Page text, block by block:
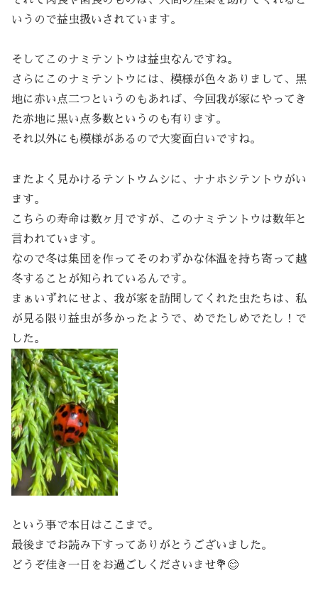
いうので益虫扱いされています。
そしてこのナミテントウは益虫なんですね。
さらにこのナミテントウには、模様が色々ありまして、黒
地に赤い点二つというのもあれば、今回我が家にやってき
た赤地に黒い点多数というのも有ります。
それ以外にも模様があるので大変面白いですね。
またよく見かけるテントウムシに、ナナホシテントウがい
ます。
こちらの寿命は数ヶ月ですが、このナミテントウは数年と
言われています。
なので冬は集団を作ってそのわずかな体温を持ち寄って越
冬することが知られているんです。
まぁいずれにせよ、我が家を訪問してくれた虫たちは、私
が見る限り益虫が多かったようで、めでたしめでたし！で
した。
という事で本日はここまで。
最後までお読み下すってありがとうございました。
どうぞ佳き一日をお過ごしくださいませ💐😊